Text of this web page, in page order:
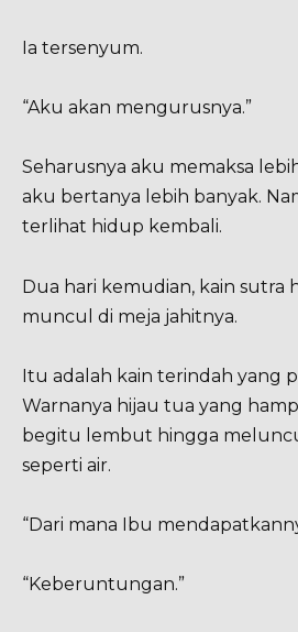
Ia tersenyum.
“Aku akan mengurusnya.”
Seharusnya aku memaksa
aku bertanya lebih banyak.
terlihat hidup kembali.
Dua hari kemudian, kain sutra
muncul di meja jahitnya.
Itu adalah kain terindah yang
Warnanya hijau tua yang
begitu lembut hingga
seperti air.
“Dari mana Ibu
“Keberuntungan.”